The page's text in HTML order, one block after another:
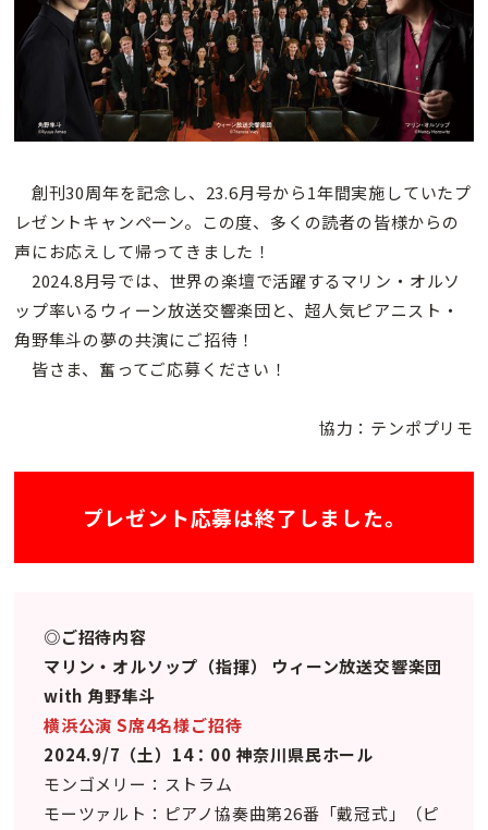
創刊30周年を記念し、23.6月号から1年間実施していたプ
レゼントキャンペーン。この度、多くの読者の皆様からの
声にお応えして帰ってきました！
2024.8月号では、世界の楽壇で活躍するマリン・オルソ
ップ率いるウィーン放送交響楽団と、超人気ピアニスト・
角野隼斗の夢の共演にご招待！
皆さま、奮ってご応募ください！
協力：テンポプリモ
プレゼント応募は終了しました。
◎ご招待内容
マリン・オルソップ（指揮） ウィーン放送交響楽団
with 角野隼斗
横浜公演 S席4名様ご招待
2024.9/7（土）14：00 神奈川県民ホール
モンゴメリー：ストラム
モーツァルト：ピアノ協奏曲第26番「戴冠式」（ピ